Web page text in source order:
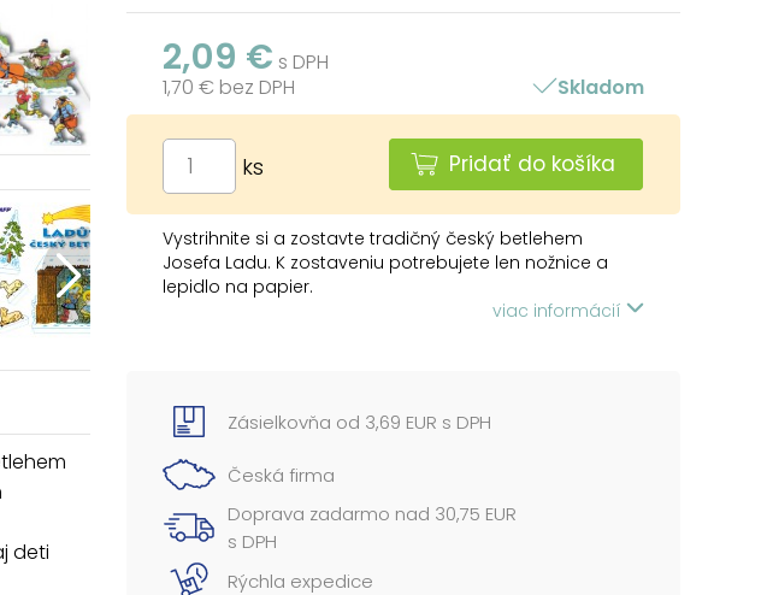
2,09 € s DPH
1,70 € bez DPH
Skladom
ks Pridať do košíka
Vystrihnite si a zostavte tradičný český betlehem
Josefa Ladu. K zostaveniu potrebujete len nožnice a
lepidlo na papier.
Túto jednoduchú vystrihovačku zvládnu aj deti už od
Počet strán: 4...
viac informácií
deti
Zásielkovňa od 3,69 EUR s DPH
Česká firma
Doprava zadarmo nad 30,75 EUR
s DPH
Rýchla expedice